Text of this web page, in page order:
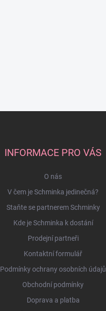
INFORMACE PRO VÁS
O nás
V čem je Schminka jedinečná?
Staňte se partnerem Schminky
Kde je Schminka k dostání
Prodejní partneři
Kontaktní formulář
Podmínky ochrany osobních údajů
Obchodní podmínky
Doprava a platba